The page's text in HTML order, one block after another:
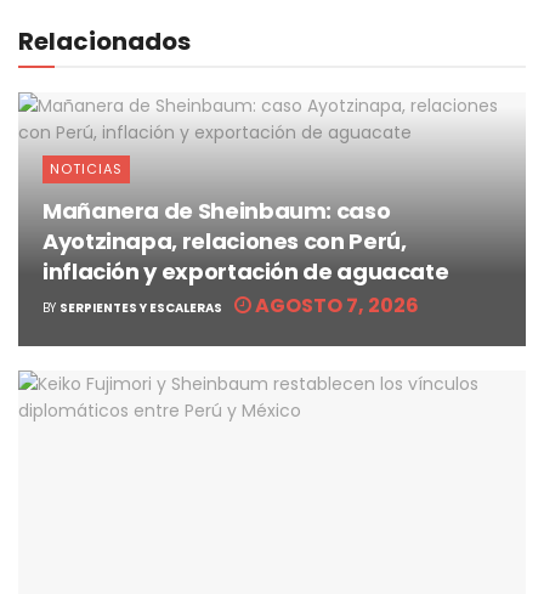
Relacionados
NOTICIAS
Mañanera de Sheinbaum: caso
Ayotzinapa, relaciones con Perú,
inflación y exportación de aguacate
BY SERPIENTES Y ESCALERAS AGOSTO 7, 2026